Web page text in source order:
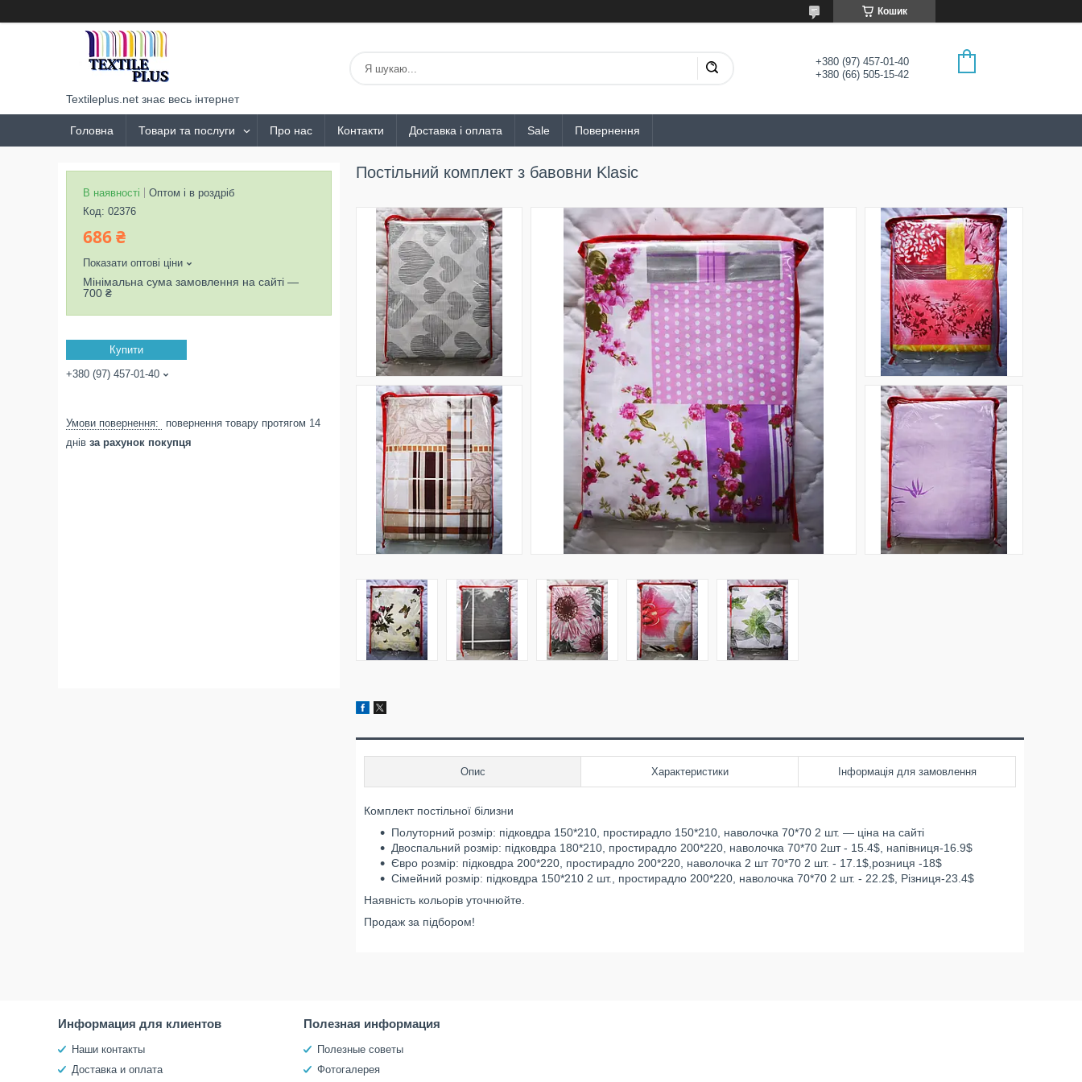
Кошик
Textileplus.net знає весь інтернет
+380 (97) 457-01-40
+380 (66) 505-15-42
Головна Товари та послуги Про нас Контакти Доставка і оплата Sale Повернення
Постільний комплект з бавовни Klasic
Опис Характеристики Інформація для замовлення
Комплект постільної білизни
Полуторний розмір: підковдра 150*210, простирадло 150*210, наволочка 70*70 2 шт. — ціна на сайті
Двоспальний розмір: підковдра 180*210, простирадло 200*220, наволочка 70*70 2шт - 15.4$, напівниця-16.9$
Євро розмір: підковдра 200*220, простирадло 200*220, наволочка 2 шт 70*70 2 шт. - 17.1$,розниця -18$
Сімейний розмір: підковдра 150*210 2 шт., простирадло 200*220, наволочка 70*70 2 шт. - 22.2$, Різниця-23.4$
Наявність кольорів уточнюйте.
Продаж за підбором!
В наявності
Оптом і в роздріб
Код: 02376
686 ₴
Показати оптові ціни
Мінімальна сума замовлення на сайті —
700 ₴
Купити
+380 (97) 457-01-40
повернення товару протягом 14
днів за рахунок покупця
Информация для клиентов
Наши контакты
Доставка и оплата
Полезная информация
Полезные советы
Фотогалерея